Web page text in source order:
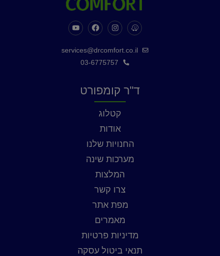
services@drcomfort.co.il
03-6775757
ד"ר קומפורט
קטלוג
אודות
החנויות שלנו
מערכות שינה
המלצות
צרו קשר
מפת אתר
מאמרים
מדיניות פרטיות
תנאי ביטול עסקה